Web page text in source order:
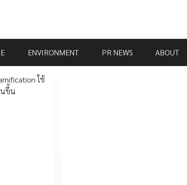
ENVIRONMENT PR NEWS ABOUT